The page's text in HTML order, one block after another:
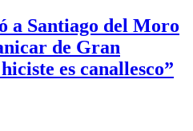
a Santiago del Moro
de Gran
es canallesco”